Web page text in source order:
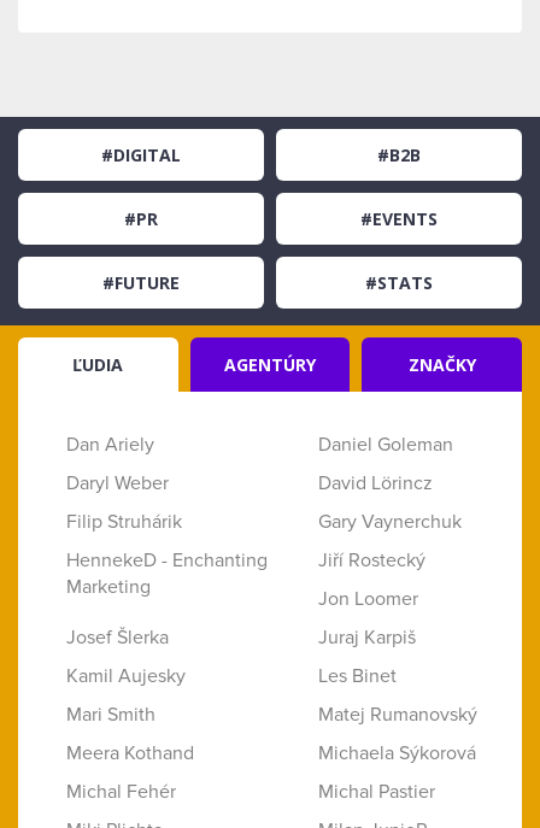
#DIGITAL #B2B
#PR #EVENTS
#FUTURE #STATS
ĽUDIA AGENTÚRY ZNAČKY
Dan Ariely
Daniel Goleman
Daryl Weber
David Lörincz
Filip Struhárik
Gary Vaynerchuk
HennekeD - Enchanting
Marketing
Jiří Rostecký
Jon Loomer
Josef Šlerka
Juraj Karpiš
Kamil Aujesky
Les Binet
Mari Smith
Matej Rumanovský
Meera Kothand
Michaela Sýkorová
Michal Fehér
Michal Pastier